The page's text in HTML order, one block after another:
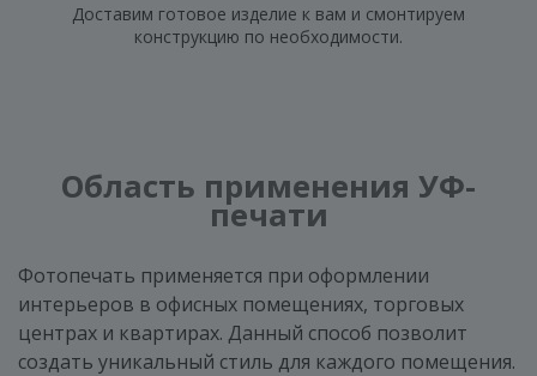
Доставим готовое изделие к вам и смонтируем
конструкцию по необходимости.
Область применения УФ-
печати
Фотопечать применяется при оформлении
интерьеров в офисных помещениях, торговых
центрах и квартирах. Данный способ позволит
создать уникальный стиль для каждого помещения.